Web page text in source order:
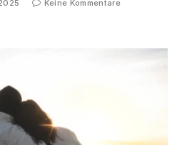
Keine Kommentare